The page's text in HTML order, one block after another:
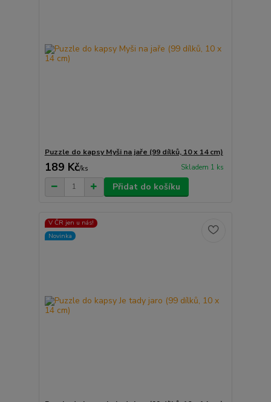
Puzzle do kapsy Myši na jaře (99 dílků, 10 x 14 cm)
189 Kč/ks Skladem 1 ks
Přidat do košíku
V ČR jen u nás!
Novinka